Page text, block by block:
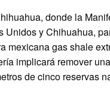
donde la
Unidos y Chihuahua,
mexicana gas shale
implicará remover
de cinco reservas